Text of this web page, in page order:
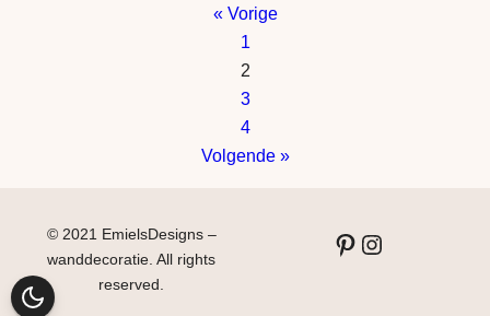
« Vorige
1
2
3
4
Volgende »
© 2021 EmielsDesigns –
wanddecoratie. All rights
reserved.
Pinterest Instagram